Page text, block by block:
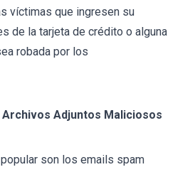
víctimas que ingresen su
de la tarjeta de crédito o alguna
robada por los
Archivos Adjuntos Maliciosos
son los emails spam